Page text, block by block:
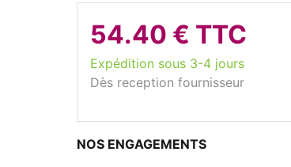
54.40 € TTC
Expédition sous 3-4 jours
Dès reception fournisseur
NOS ENGAGEMENTS